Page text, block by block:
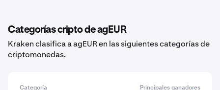
Categorías cripto de agEUR
Kraken clasifica a agEUR en las siguientes categorías de
criptomonedas.
Categoría Principales ganadores